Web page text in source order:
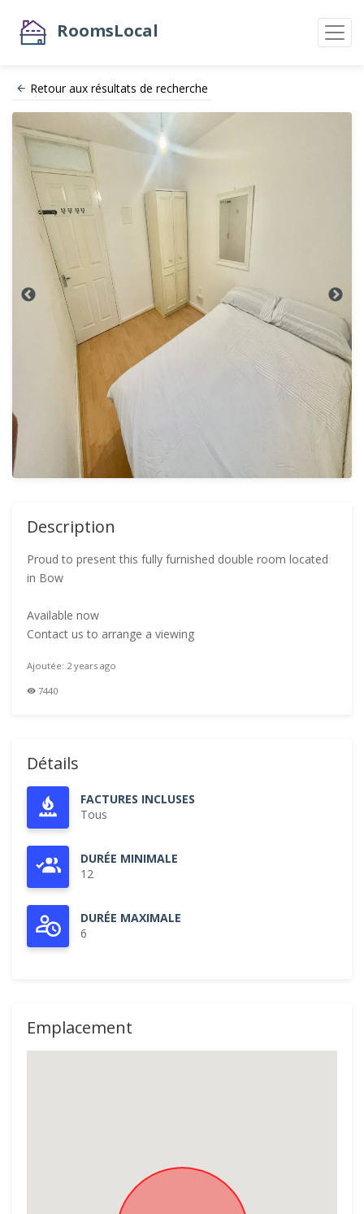
RoomsLocal
Retour aux résultats de recherche
Description
Proud to present this fully furnished double room located
in Bow
Available now
Contact us to arrange a viewing
Ajoutée: 2 years ago
7440
Détails
FACTURES INCLUSES
Tous
DURÉE MINIMALE
12
DURÉE MAXIMALE
6
Emplacement